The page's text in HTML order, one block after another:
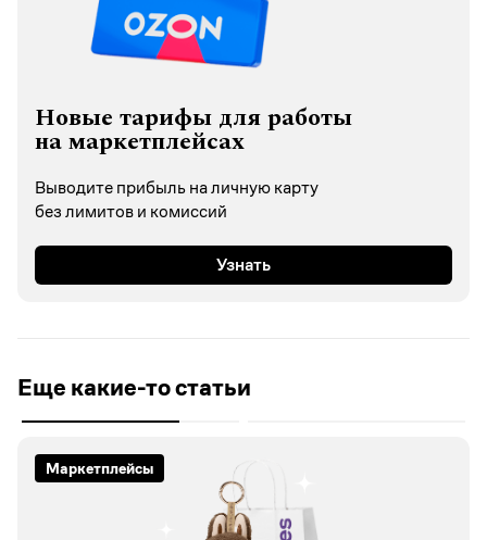
Новые тарифы для работы
на маркетплейсах
Выводите прибыль на личную карту
без лимитов и комиссий
Узнать
Еще какие-то статьи
Маркетплейсы